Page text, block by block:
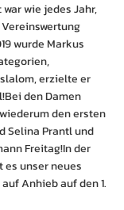
wie jedes Jahr,
wurde Markus
erzielte er
den Damen
den ersten
Selina Prantl und
Freitag!In der
es unser neues
Anhieb auf den 1.